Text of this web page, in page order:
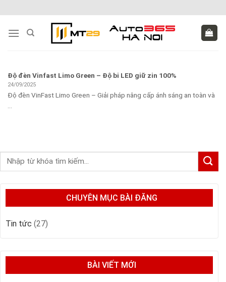
to
content
Độ đèn Vinfast Limo Green – Độ bi LED giữ zin 100%
24/09/2025
Độ đèn VinFast Limo Green – Giải pháp nâng cấp ánh sáng an toàn và
CHUYÊN MỤC BÀI ĐĂNG
Tin tức (27)
BÀI VIẾT MỚI